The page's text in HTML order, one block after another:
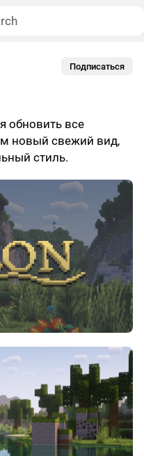
Подписаться
обновить все
новый свежий вид,
стиль.